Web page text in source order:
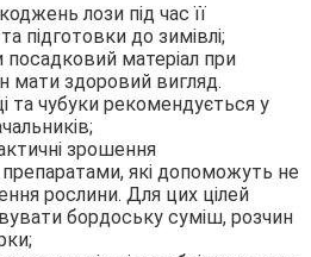
лози під час її
підготовки до зимівлі;
посадковий матеріал при
мати здоровий вигляд.
та чубуки рекомендується у
зрошення
які допоможуть не
рослини. Для цих цілей
бордоську суміш, розчин